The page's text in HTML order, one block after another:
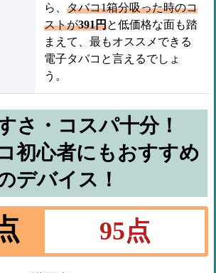
ら、 タバコ1箱分吸った時のコ
ストが391円と低価格な面も踏
まえて、最もオススメできる
電子タバコと言えるでしょ
う。
さ・コスパ十分！
初心者にもおすすめ
デバイス！
95点